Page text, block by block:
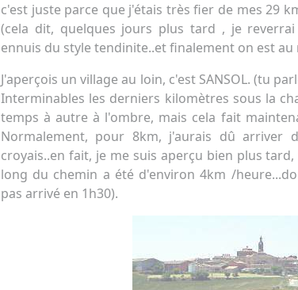
c'est juste parce que j'étais très fier de mes 29
(cela dit, quelques jours plus tard , je
ennuis du style tendinite..et finalement on est au
J'aperçois un village au loin, c'est SANSOL. (tu
Interminables les derniers kilomètres sous la
temps à autre à l'ombre, mais cela fait
Normalement, pour 8km, j'aurais dû arriver
croyais..en fait, je me suis aperçu bien plus
long du chemin a été d'environ 4km /
pas arrivé en 1h30).